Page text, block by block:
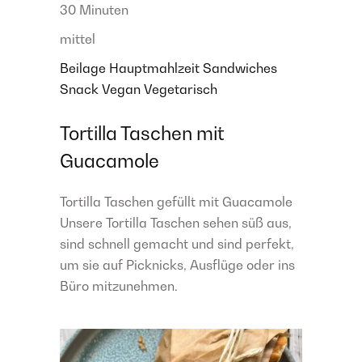
30 Minuten
mittel
Beilage Hauptmahlzeit Sandwiches
Snack Vegan Vegetarisch
Tortilla Taschen mit
Guacamole
Tortilla Taschen gefüllt mit Guacamole
Unsere Tortilla Taschen sehen süß aus,
sind schnell gemacht und sind perfekt,
um sie auf Picknicks, Ausflüge oder ins
Büro mitzunehmen.